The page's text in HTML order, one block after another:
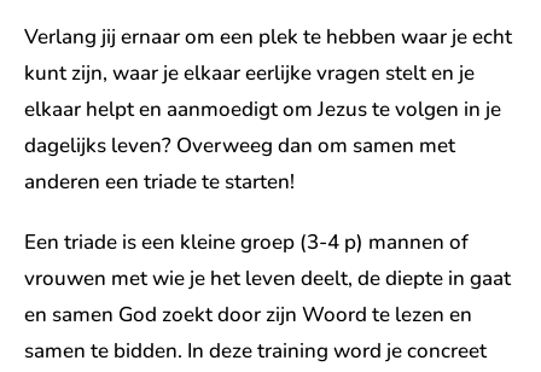
Verlang jij ernaar om een plek te hebben waar je echt
kunt zijn, waar je elkaar eerlijke vragen stelt en je
elkaar helpt en aanmoedigt om Jezus te volgen in je
dagelijks leven? Overweeg dan om samen met
anderen een triade te starten!
Een triade is een kleine groep (3-4 p) mannen of
vrouwen met wie je het leven deelt, de diepte in gaat
en samen God zoekt door zijn Woord te lezen en
samen te bidden. In deze training word je concreet